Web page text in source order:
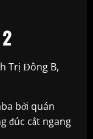
Trị Đông B,
bởi quán
đúc cắt ngang